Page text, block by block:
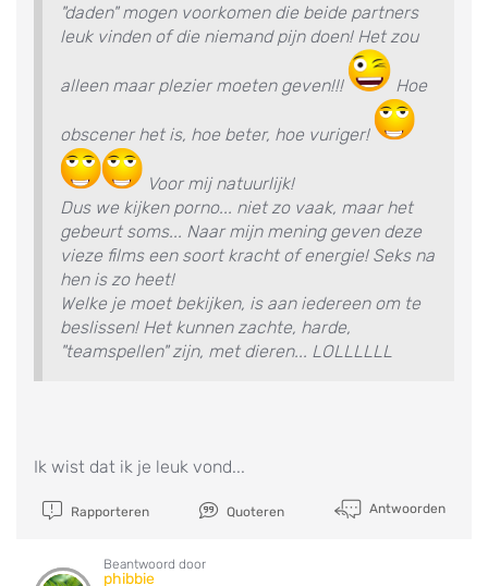
"daden" mogen voorkomen die beide partners
leuk vinden of die niemand pijn doen! Het zou
alleen maar plezier moeten geven!!! Hoe
obscener het is, hoe beter, hoe vuriger!
Voor mij natuurlijk!
Dus we kijken porno... niet zo vaak, maar het
gebeurt soms... Naar mijn mening geven deze
vieze films een soort kracht of energie! Seks na
hen is zo heet!
Welke je moet bekijken, is aan iedereen om te
beslissen! Het kunnen zachte, harde,
"teamspellen" zijn, met dieren... LOLLLLLL
Ik wist dat ik je leuk vond...
Rapporteren Quoteren Antwoorden
Beantwoord door
phibbie